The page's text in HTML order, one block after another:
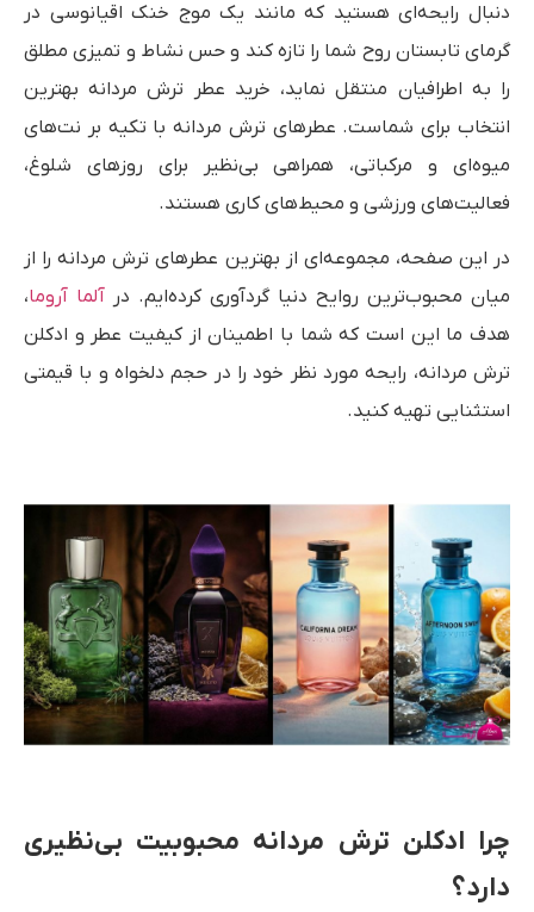
دنبال رایحه‌ای هستید که مانند یک موج خنک اقیانوسی در
گرمای تابستان روح شما را تازه کند و حس نشاط و تمیزی مطلق
را به اطرافیان منتقل نماید، خرید عطر ترش مردانه بهترین
انتخاب برای شماست. عطرهای ترش مردانه با تکیه بر نت‌های
میوه‌ای و مرکباتی، همراهی بی‌نظیر برای روزهای شلوغ،
فعالیت‌های ورزشی و محیط‌های کاری هستند.
در این صفحه، مجموعه‌ای از بهترین عطرهای ترش مردانه را از
میان محبوب‌ترین روایح دنیا گردآوری کرده‌ایم. در آلما آروما،
هدف ما این است که شما با اطمینان از کیفیت عطر و ادکلن
ترش مردانه، رایحه مورد نظر خود را در حجم دلخواه و با قیمتی
استثنایی تهیه کنید.
چرا ادکلن ترش مردانه محبوبیت بی‌نظیری
دارد؟